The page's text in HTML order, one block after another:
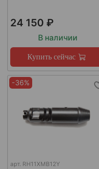
24 150 ₽
В наличии
Купить сейчас
-36%
арт. RH11XMB12Y